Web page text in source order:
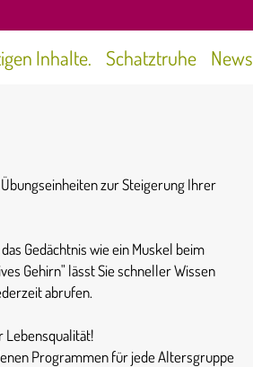
Inhalte. Schatztruhe News
zur Steigerung Ihrer
Gedächtnis wie ein Muskel beim
Gehirn" lässt Sie schneller Wissen
abrufen.
Lebensqualität!
Programmen für jede Altersgruppe